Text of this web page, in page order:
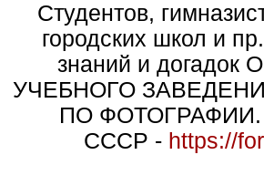
студентов, гимназистов, лицеистов, реалистов,
городских школ и
знаний и
УЧЕБНОГО
ПО ФОТОГРАФИИ.
СССР - https://